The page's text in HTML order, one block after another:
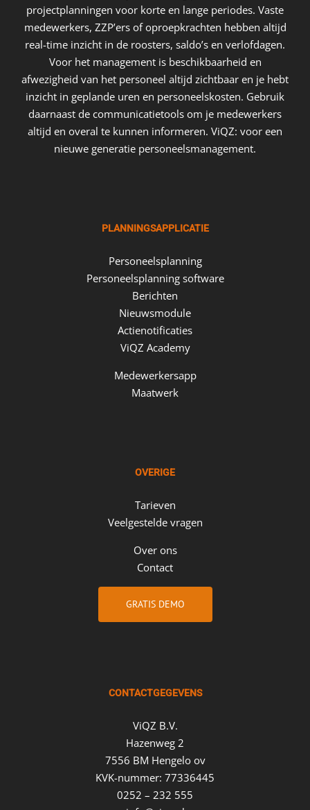
projectplanningen voor korte en lange periodes. Vaste
medewerkers, ZZP’ers of oproepkrachten hebben altijd
real-time inzicht in de roosters, saldo’s en verlofdagen.
Voor het management is beschikbaarheid en
afwezigheid van het personeel altijd zichtbaar en je hebt
inzicht in geplande uren en personeelskosten. Gebruik
daarnaast de communicatietools om je medewerkers
altijd en overal te kunnen informeren. ViQZ: voor een
nieuwe generatie personeelsmanagement.
PLANNINGSAPPLICATIE
Personeelsplanning
Personeelsplanning software
Berichten
Nieuwsmodule
Actienotificaties
ViQZ Academy
Medewerkersapp
Maatwerk
OVERIGE
Tarieven
Veelgestelde vragen
Over ons
Contact
GRATIS DEMO
CONTACTGEGEVENS
ViQZ B.V.
Hazenweg 2
7556 BM Hengelo ov
KVK-nummer: 77336445
0252 – 232 555